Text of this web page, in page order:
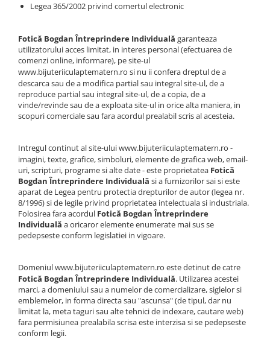
Legea 365/2002 privind comertul electronic
Fotică Bogdan Întreprindere Individuală garanteaza
utilizatorului acces limitat, in interes personal (efectuarea de
comenzi online, informare), pe site-ul
www.bijuteriiculaptematern.ro si nu ii confera dreptul de a
descarca sau de a modifica partial sau integral site-ul, de a
reproduce partial sau integral site-ul, de a copia, de a
vinde/revinde sau de a exploata site-ul in orice alta maniera, in
scopuri comerciale sau fara acordul prealabil scris al acesteia.
Intregul continut al site-uluiwww.bijuteriiculaptematern.ro -
imagini, texte, grafice, simboluri, elemente de grafica web, email-
uri, scripturi, programe si alte date - este proprietatea Fotică
Bogdan Întreprindere Individuală si a furnizorilor sai si este
aparat de Legea pentru protectia drepturilor de autor (legea nr.
8/1996) si de legile privind proprietatea intelectuala si industriala.
Folosirea fara acordul Fotică Bogdan Întreprindere
Individuală a oricaror elemente enumerate mai sus se
pedepseste conform legislatiei in vigoare.
Domeniulwww.bijuteriiculaptematern.ro este detinut de catre
Fotică Bogdan Întreprindere Individuală. Utilizarea acestei
marci, a domeniului sau a numelor de comercializare, siglelor si
emblemelor, in forma directa sau "ascunsa" (de tipul, dar nu
limitat la, meta taguri sau alte tehnici de indexare, cautare web)
fara permisiunea prealabila scrisa este interzisa si se pedepseste
conform legii.